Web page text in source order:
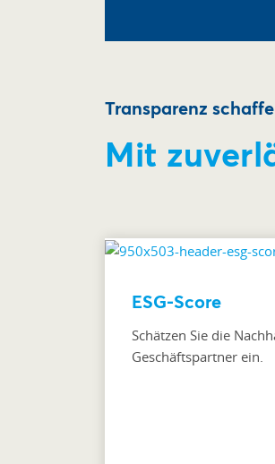
Transparenz
Mit
ESG-Score
Schätzen Sie die
Geschäftspartner ein.